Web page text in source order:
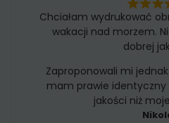
Chciałam wydrukować
wakacji nad morzem.
dobrej
Zaproponowali mi
mam prawie identyczny
jakości niż